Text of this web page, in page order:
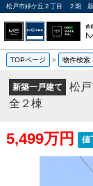
TOPページ > 物件検索
新築一戸建て
松
全２棟
5,499万円 値